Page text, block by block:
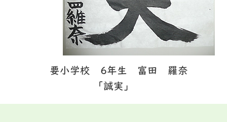
要小学校 6年生 富田 羅奈
「誠実」